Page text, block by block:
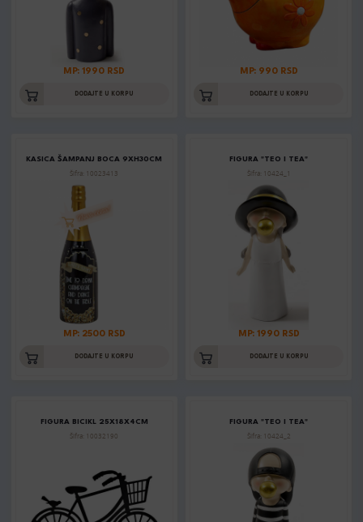
MP: 1990 RSD
DODAJTE U KORPU
MP: 990 RSD
DODAJTE U KORPU
KASICA ŠAMPANJ BOCA 9XH30CM
Šifra: 10023413
MP: 2500 RSD
DODAJTE U KORPU
FIGURA "TEO I TEA"
Šifra: 10424_1
MP: 1990 RSD
DODAJTE U KORPU
FIGURA BICIKL 25X18X4CM
Šifra: 10032190
FIGURA "TEO I TEA"
Šifra: 10424_2